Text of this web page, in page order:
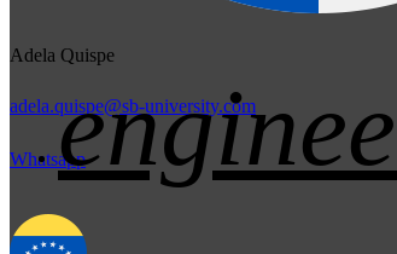
Adela Quispe
adela.quispe@sb-university.com
Whatsapp